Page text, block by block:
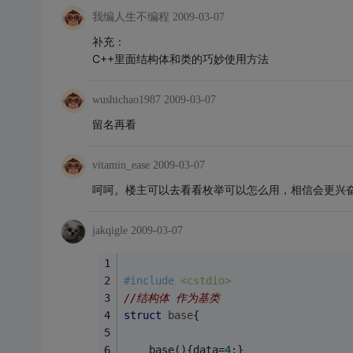
我编人生不编程 2009-03-07
补充：
C++里面结构体和类的巧妙使用方法
wushichao1987 2009-03-07
留名再看
vitamin_ease 2009-03-07
呵呵。楼主可以去看看枚举可以怎么用，相信会更兴
jakqigle 2009-03-07
#include <cstdio>
//结构体 作为基类
struct
base{
    base(){data=
4;}